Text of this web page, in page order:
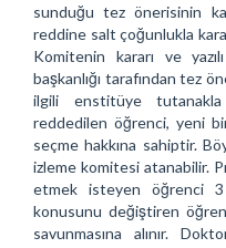
sunduğu tez önerisinin
reddine salt çoğunlukla
Komitenin kararı ve
başkanlığı tarafından tez
ilgili enstitüye
reddedilen öğrenci, yeni
seçme hakkına sahiptir.
izleme komitesi atanabilir.
etmek isteyen öğrenci
konusunu değiştiren
savunmasına alınır.